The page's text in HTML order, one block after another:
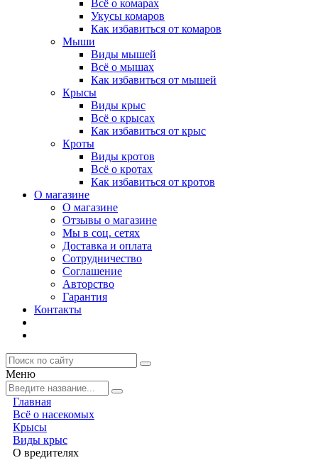
Всё о комарах
Укусы комаров
Как избавиться от комаров
Мыши
Виды мышей
Всё о мышах
Как избавиться от мышей
Крысы
Виды крыс
Всё о крысах
Как избавиться от крыс
Кроты
Виды кротов
Всё о кротах
Как избавиться от кротов
О магазине
О магазине
Отзывы о магазине
Мы в соц. сетях
Доставка и оплата
Сотрудничество
Соглашение
Авторство
Гарантия
Контакты
Меню
Главная
Всё о насекомых
Крысы
Виды крыс
О вредителях